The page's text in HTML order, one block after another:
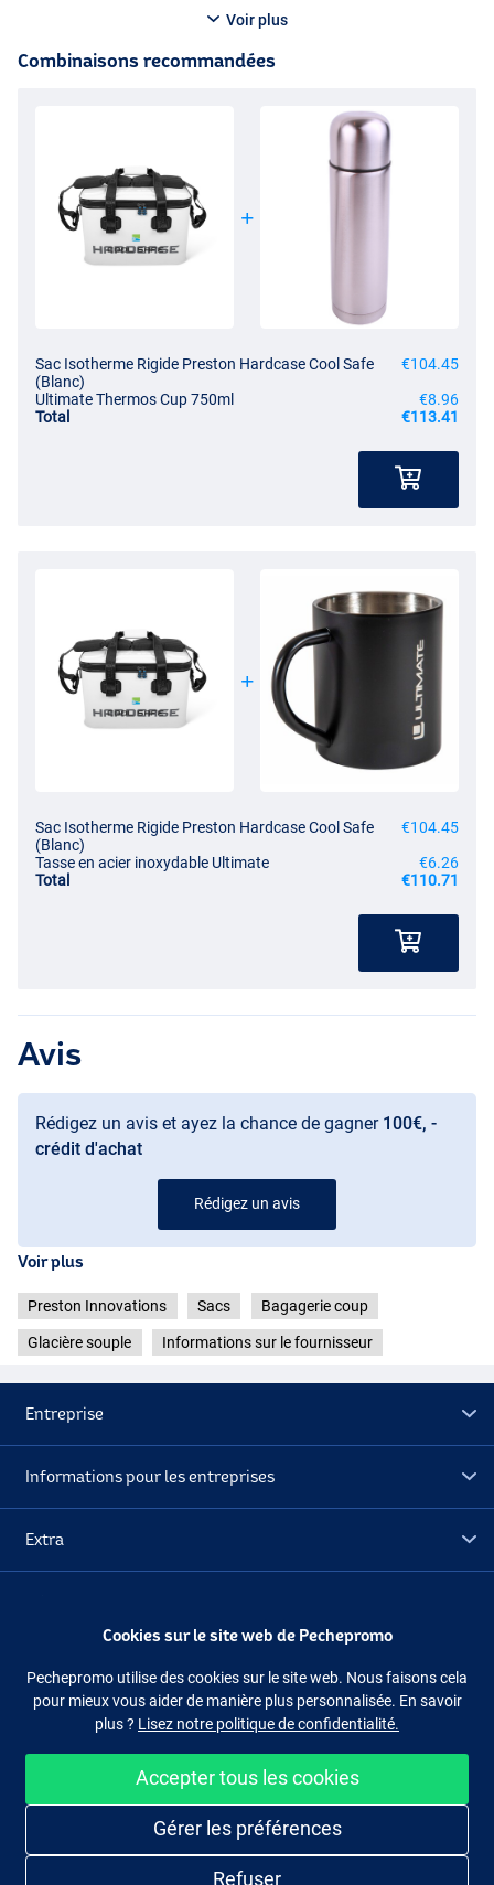
Voir plus
Combinaisons recommandées
Sac Isotherme Rigide Preston Hardcase Cool Safe
(Blanc)
€104.45
Ultimate Thermos Cup 750ml
€8.96
Total
€113.41
Sac Isotherme Rigide Preston Hardcase Cool Safe
(Blanc)
€104.45
Tasse en acier inoxydable Ultimate
€6.26
Total
€110.71
Avis
Rédigez un avis et ayez la chance de gagner 100€, -
crédit d'achat
Rédigez un avis
Voir plus
Preston Innovations Sacs Bagagerie coup
Glacière souple Informations sur le fournisseur
Entreprise
Informations pour les entreprises
Extra
Suivez-nous Facebook Instagram
Cookies sur le site web de Pechepromo
Pechepromo utilise des cookies sur le site web. Nous faisons cela
pour mieux vous aider de manière plus personnalisée. En savoir
plus ? Lisez notre politique de confidentialité.
Accepter tous les cookies
Gérer les préférences
Refuser